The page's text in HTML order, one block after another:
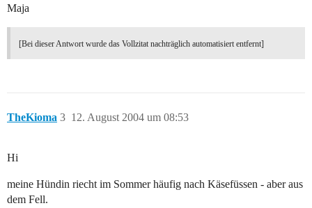
Maja
[Bei dieser Antwort wurde das Vollzitat nachträglich automatisiert entfernt]
TheKioma 12. August 2004 um 08:53
3
Hi
meine Hündin riecht im Sommer häufig nach Käsefüssen - aber aus
dem Fell.